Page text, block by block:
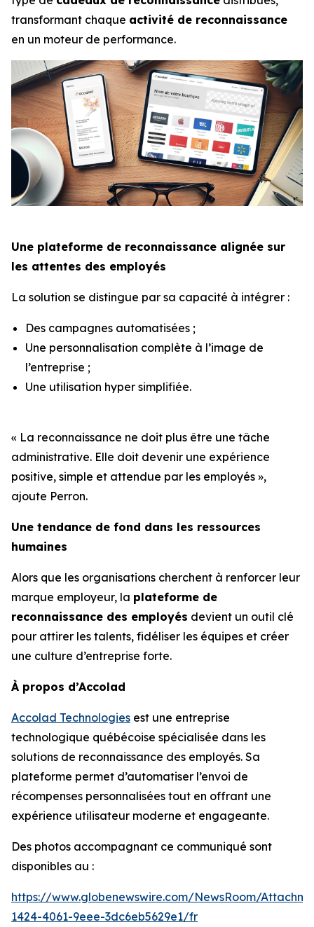
transformant chaque activité de reconnaissance
en un moteur de performance.
Une plateforme de reconnaissance alignée sur
les attentes des employés
La solution se distingue par sa capacité à intégrer :
Des campagnes automatisées ;
Une personnalisation complète à l’image de
l’entreprise ;
Une utilisation hyper simplifiée.
« La reconnaissance ne doit plus être une tâche
administrative. Elle doit devenir une expérience
positive, simple et attendue par les employés »,
ajoute Perron.
Une tendance de fond dans les ressources
humaines
Alors que les organisations cherchent à renforcer leur
marque employeur, la plateforme de
reconnaissance des employés devient un outil clé
pour attirer les talents, fidéliser les équipes et créer
une culture d’entreprise forte.
À propos d’Accolad
Accolad Technologies est une entreprise
technologique québécoise spécialisée dans les
solutions de reconnaissance des employés. Sa
plateforme permet d’automatiser l’envoi de
récompenses personnalisées tout en offrant une
expérience utilisateur moderne et engageante.
Des photos accompagnant ce communiqué sont
disponibles au :
https://www.globenewswire.com/NewsRoom/
1424-4061-9eee-3dc6eb5629e1/fr